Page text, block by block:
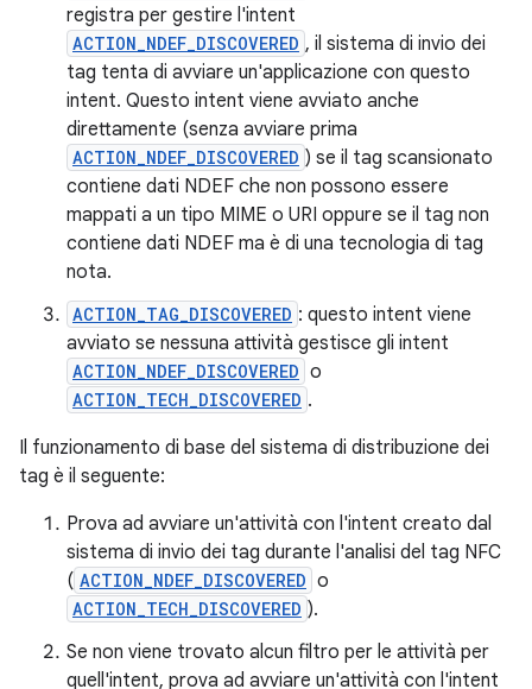
registra per gestire l'intent
ACTION_NDEF_DISCOVERED , il sistema di invio dei
tag tenta di avviare un'applicazione con questo
intent. Questo intent viene avviato anche
direttamente (senza avviare prima
ACTION_NDEF_DISCOVERED ) se il tag scansionato
contiene dati NDEF che non possono essere
mappati a un tipo MIME o URI oppure se il tag non
contiene dati NDEF ma è di una tecnologia di tag
nota.
ACTION_TAG_DISCOVERED : questo intent viene
avviato se nessuna attività gestisce gli intent
ACTION_NDEF_DISCOVERED o
ACTION_TECH_DISCOVERED .
Il funzionamento di base del sistema di distribuzione dei
tag è il seguente:
Prova ad avviare un'attività con l'intent creato dal
sistema di invio dei tag durante l'analisi del tag NFC
( ACTION_NDEF_DISCOVERED o
ACTION_TECH_DISCOVERED ).
Se non viene trovato alcun filtro per le attività per
quell'intent, prova ad avviare un'attività con l'intent